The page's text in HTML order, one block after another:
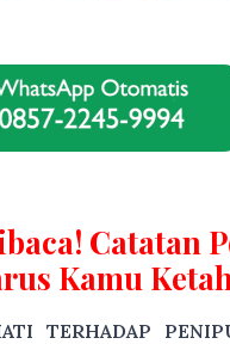
Catatan
Kamu
TERHADAP